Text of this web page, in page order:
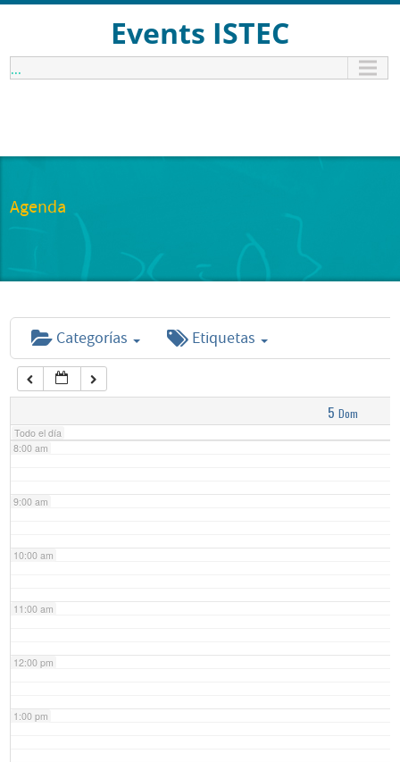
Events ISTEC
...
Agenda
Categorías Etiquetas
5 Dom
Todo el día
1:00 am
6:00 am
7:00 am
8:00 am
9:00 am
10:00 am
11:00 am
12:00 pm
1:00 pm